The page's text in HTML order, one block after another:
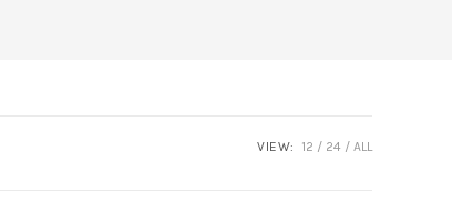
VIEW: 12 24 ALL